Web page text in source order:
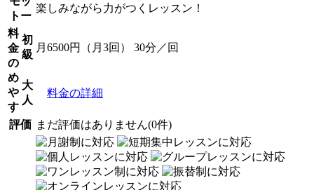
トー
楽しみながら力がつくレッスン！
料
金
の
め
や
す
初
級
月6500円（月3回） 30分／回
大
人
料金の詳細
評価 まだ評価はありません(0件)